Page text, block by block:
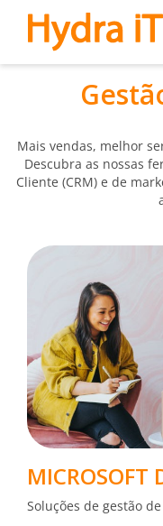
Mais vendas, melhor
Descubra as nossas
Cliente (CRM) e de
MICROSOFT
Soluções de gestão